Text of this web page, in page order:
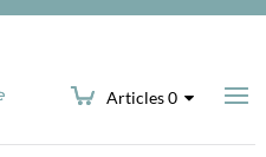
Articles 0